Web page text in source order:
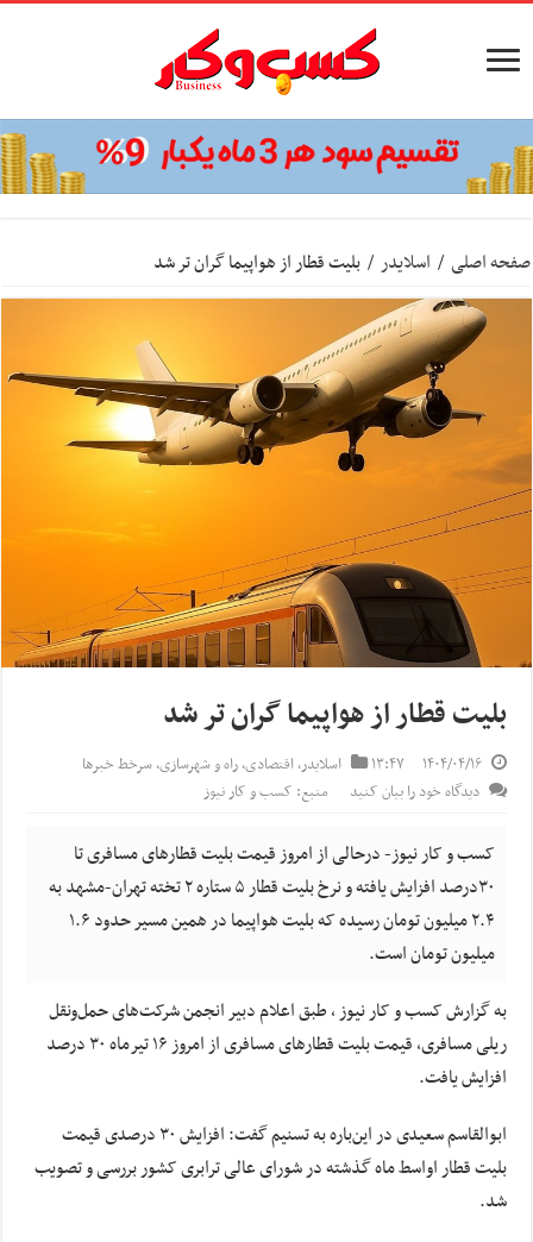
صفحه اصلی / اسلایدر / بلیت قطار از هواپیما گران تر شد
بلیت قطار از هواپیما گران تر شد
۱۴۰۴/۰۴/۱۶ ۱۳:۴۷ اسلایدر,اقتصادی,راه و شهرسازی,سرخط خبرها
دیدگاه خود را بیان کنید
منبع: کسب و کار نیوز
کسب و کار نیوز- درحالی از امروز قیمت بلیت قطارهای مسافری تا
۳۰درصد افزایش یافته و نرخ بلیت قطار ۵ ستاره ۲ تخته تهران-مشهد به
۲.۴ میلیون تومان رسیده که بلیت هواپیما در همین مسیر حدود ۱.۶
میلیون تومان است.
به گزارش کسب و کار نیوز ، طبق اعلام دبیر انجمن شرکت‌های حمل‌ونقل
ریلی مسافری، قیمت بلیت قطارهای مسافری از امروز ۱۶ تیرماه ۳۰ درصد
افزایش یافت.
ابوالقاسم سعیدی در این‌باره به تسنیم گفت: افزایش ۳۰ درصدی قیمت
بلیت قطار اواسط ماه گذشته در شورای عالی ترابری کشور بررسی و تصویب
شد.